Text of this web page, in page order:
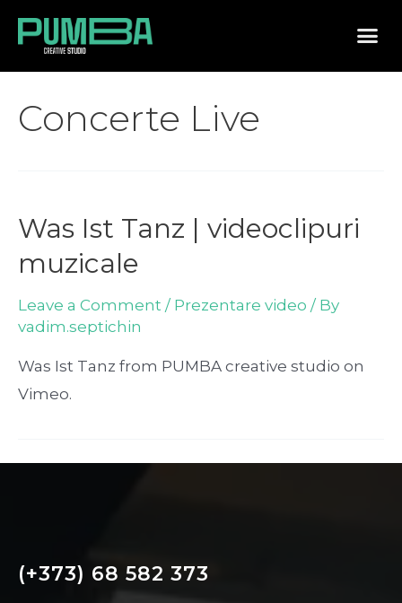
Concerte Live
Was Ist Tanz | videoclipuri
muzicale
Leave a Comment / Prezentare video / By
vadim.septichin
Was Ist Tanz from PUMBA creative studio on
Vimeo.
(+373) 68 582 373